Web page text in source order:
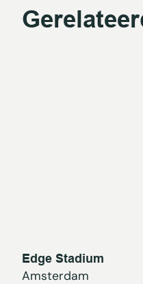
Edge Stadium
Amsterdam